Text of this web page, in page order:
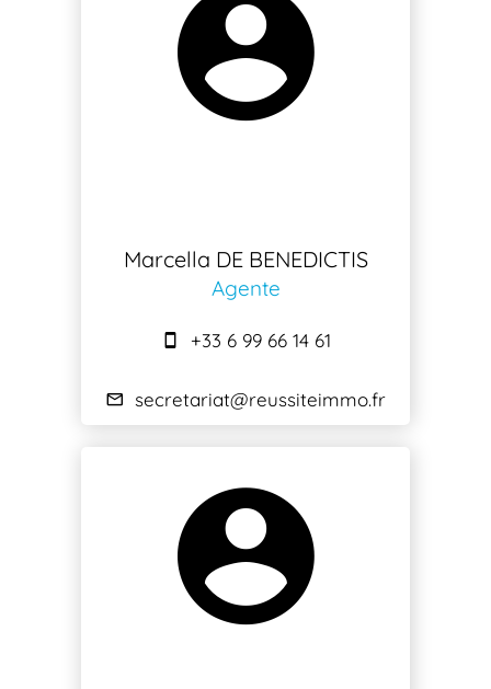
Marcella DE BENEDICTIS
Agente
+33 6 99 66 14 61
secretariat@reussiteimmo.fr